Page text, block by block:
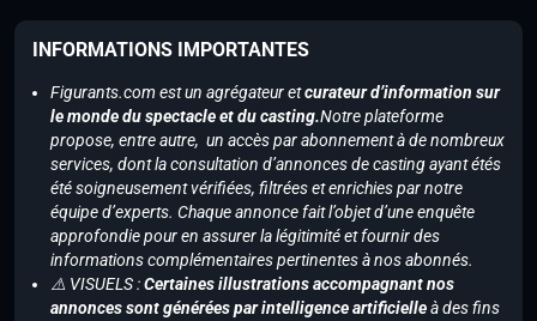
INFORMATIONS IMPORTANTES
Figurants.com est un agrégateur etcurateur d’information sur
le monde du spectacle et du casting.Notre plateforme
propose, entre autre, un accès par abonnement à de nombreux
services, dont la consultation d’annonces de casting ayant étés
été soigneusement vérifiées, filtrées et enrichies par notre
équipe d’experts. Chaque annonce fait l’objet d’une enquête
approfondie pour en assurer la légitimité et fournir des
informations complémentaires pertinentes à nos abonnés.
⚠️ VISUELS :Certaines illustrations accompagnant nos
annonces sont générées par intelligence artificielleà des fins